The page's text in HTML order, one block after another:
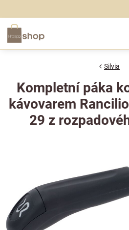
Silvia
Kompletní páka
kávovarem
29 z